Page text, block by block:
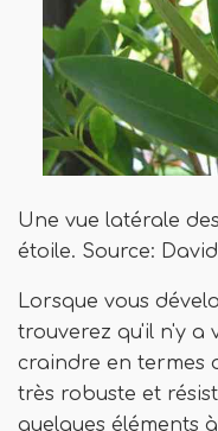
Une vue latérale
étoile. Source:
Lorsque vous
trouverez qu'il n'y a
craindre en termes
très robuste et
quelques éléments